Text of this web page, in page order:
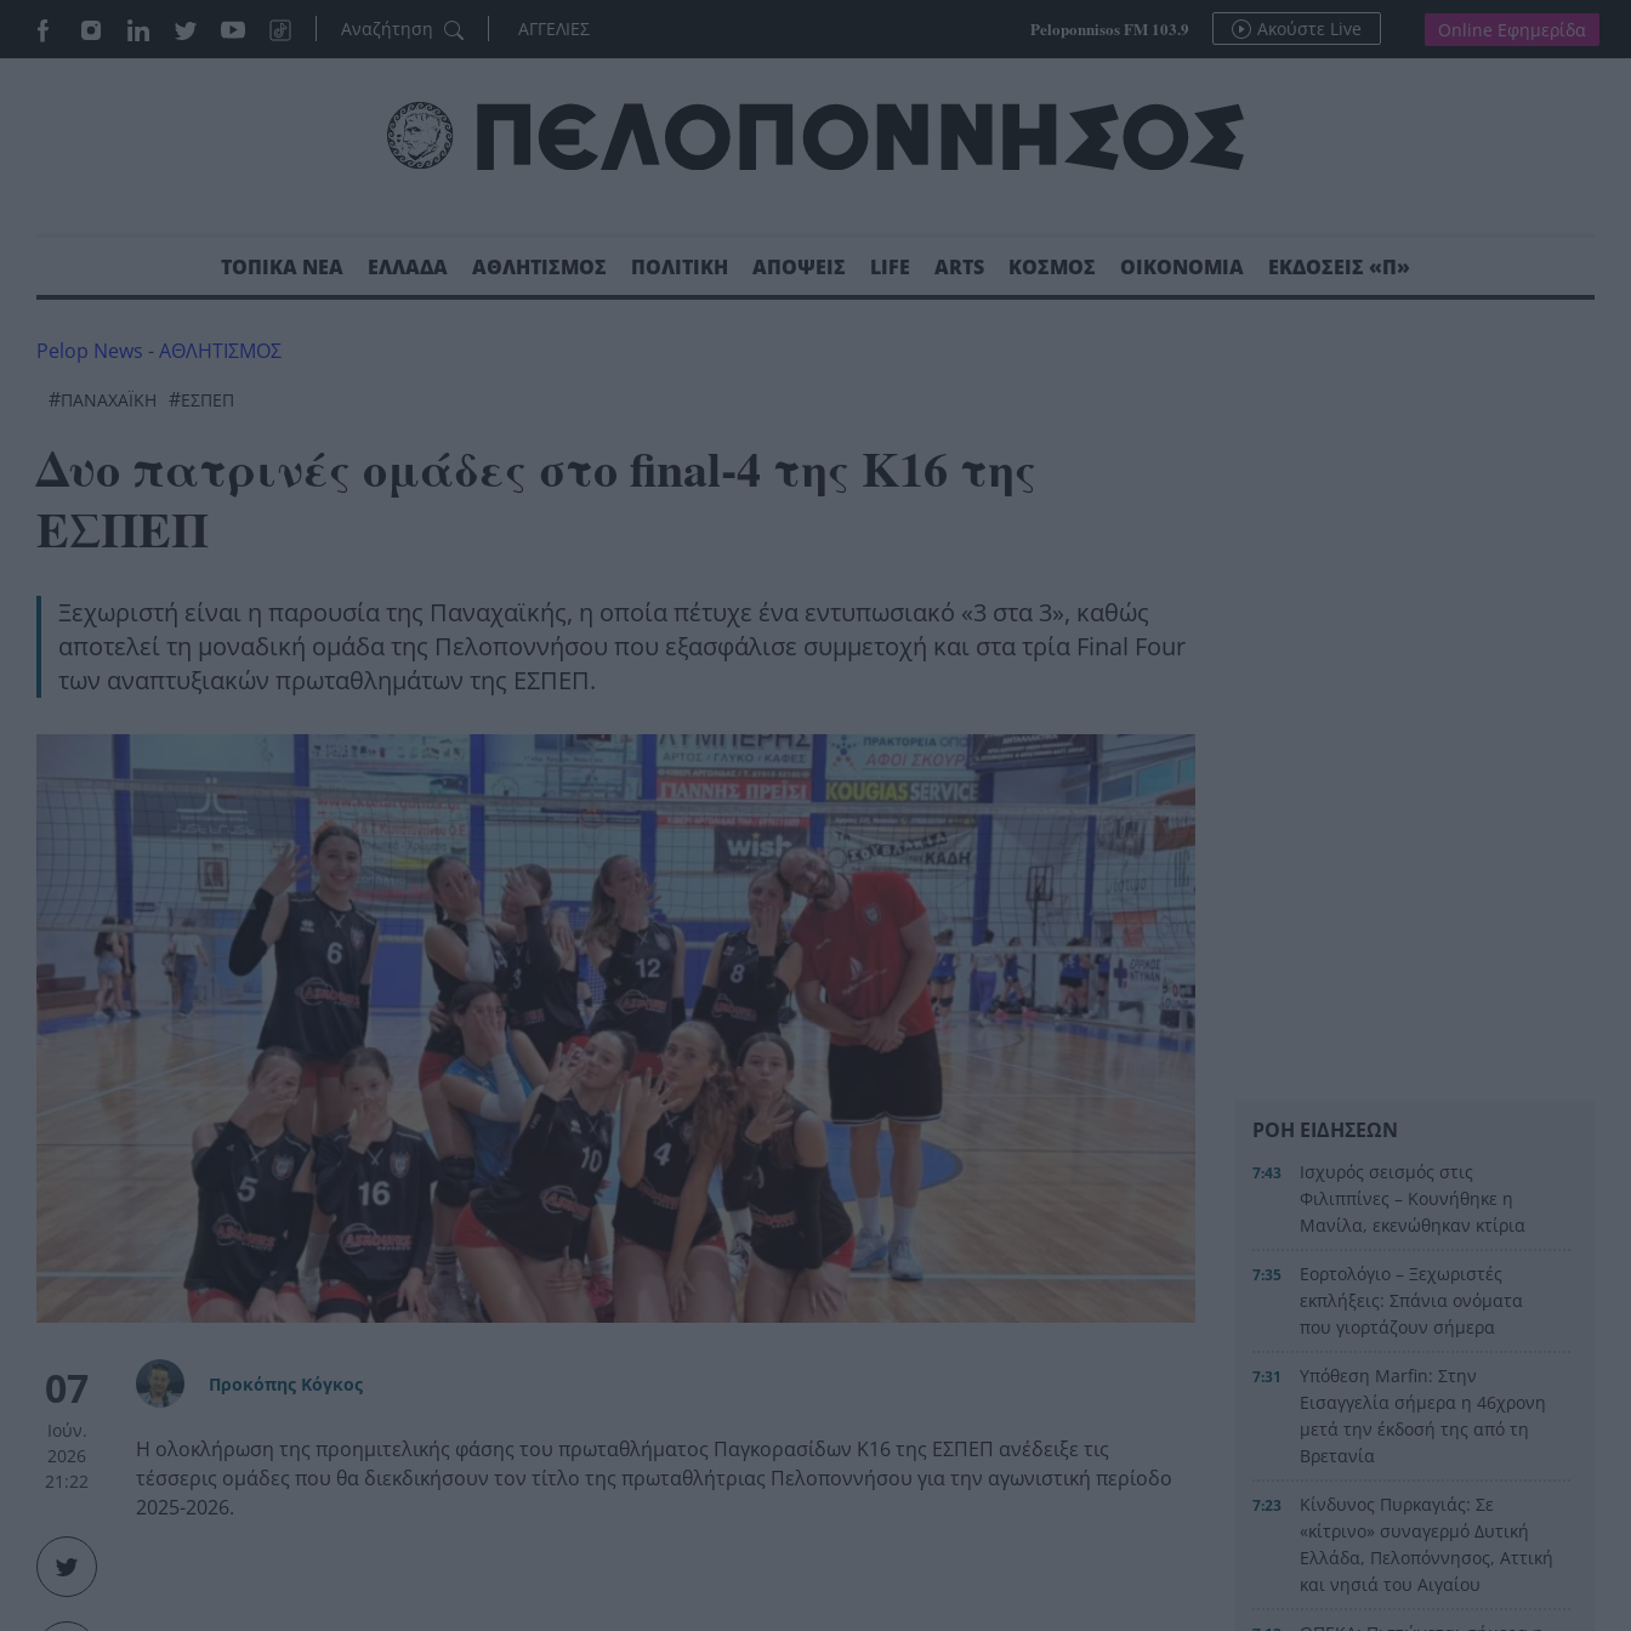
ΑΓΓΕΛΙΕΣ Peloponnisos FM 103.9 Ακούστε Live Online Εφημερίδα
ΤΟΠΙΚΑ ΝΕΑ ΕΛΛΑΔΑ ΑΘΛΗΤΙΣΜΟΣ ΠΟΛΙΤΙΚΗ ΑΠΟΨΕΙΣ LIFE ARTS ΚΟΣΜΟΣ ΟΙΚΟΝΟΜΙΑ ΕΚΔΟΣΕΙΣ «Π»
Pelop News -ΑΘΛΗΤΙΣΜΟΣ
#ΠΑΝΑΧΑΪΚΉ #ΕΣΠΕΠ
Δυο πατρινές ομάδες στο final-4 της Κ16 της
ΕΣΠΕΠ
Ξεχωριστή είναι η παρουσία της Παναχαϊκής, η οποία πέτυχε ένα εντυπωσιακό «3 στα 3», καθώς
αποτελεί τη μοναδική ομάδα της Πελοποννήσου που εξασφάλισε συμμετοχή και στα τρία Final Four
των αναπτυξιακών πρωταθλημάτων της ΕΣΠΕΠ.
07
Ιούν.
2026
21:22
Προκόπης Κόγκος
Η ολοκλήρωση της προημιτελικής φάσης του πρωταθλήματος Παγκορασίδων Κ16 της ΕΣΠΕΠ ανέδειξε τις
τέσσερις ομάδες που θα διεκδικήσουν τον τίτλο της πρωταθλήτριας Πελοποννήσου για την αγωνιστική περίοδο
2025-2026.
ΡΟΗ ΕΙΔΗΣΕΩΝ
7:43
Ισχυρός σεισμός στις
Φιλιππίνες – Κουνήθηκε η
Μανίλα, εκενώθηκαν κτίρια
7:35
Εορτολόγιο – Ξεχωριστές
εκπλήξεις: Σπάνια ονόματα
που γιορτάζουν σήμερα
7:31
Υπόθεση Marfin: Στην
Εισαγγελία σήμερα η 46χρονη
μετά την έκδοσή της από τη
Βρετανία
7:23
Κίνδυνος Πυρκαγιάς: Σε
«κίτρινο» συναγερμό Δυτική
Ελλάδα, Πελοπόννησος, Αττική
και νησιά του Αιγαίου